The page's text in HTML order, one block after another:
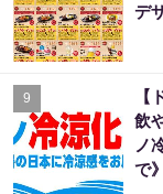
デ
9
【
飲
ノ
で》